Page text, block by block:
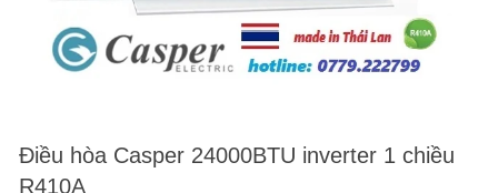
Điều hòa Casper 24000BTU inverter 1 chiều
R410A